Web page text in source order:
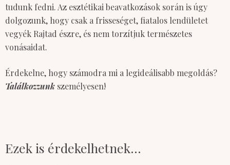
tudunk fedni. Az esztétikai beavatkozások során is úgy
dolgozunk, hogy csak a frisseséget, fiatalos lendületet
vegyék Rajtad észre, és nem torzítjuk természetes
vonásaidat.
Érdekelne, hogy számodra mi a legideálisabb megoldás?
Találkozzunk személyesen!
Ezek is érdekelhetnek...